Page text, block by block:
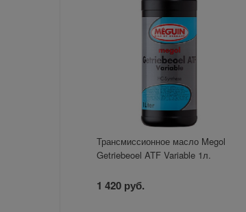
Трансмиссионное масло Megol
Getriebeoel ATF Variable 1л.
1 420 руб.